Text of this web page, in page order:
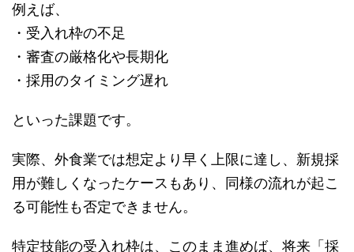
例えば、
・受入れ枠の不足
・審査の厳格化や長期化
・採用のタイミング遅れ
といった課題です。
実際、外食業では想定より早く上限に達し、新規採
用が難しくなったケースもあり、同様の流れが起こ
る可能性も否定できません。
特定技能の受入れ枠は、このまま進めば、将来「採